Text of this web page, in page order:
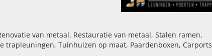
van metaal, Restauratie van metaal, Stalen ramen,
trapleuningen, Tuinhuizen op maat, Paardenboxen, Carports